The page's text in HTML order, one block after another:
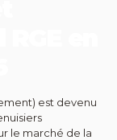
est devenu
le marché de la